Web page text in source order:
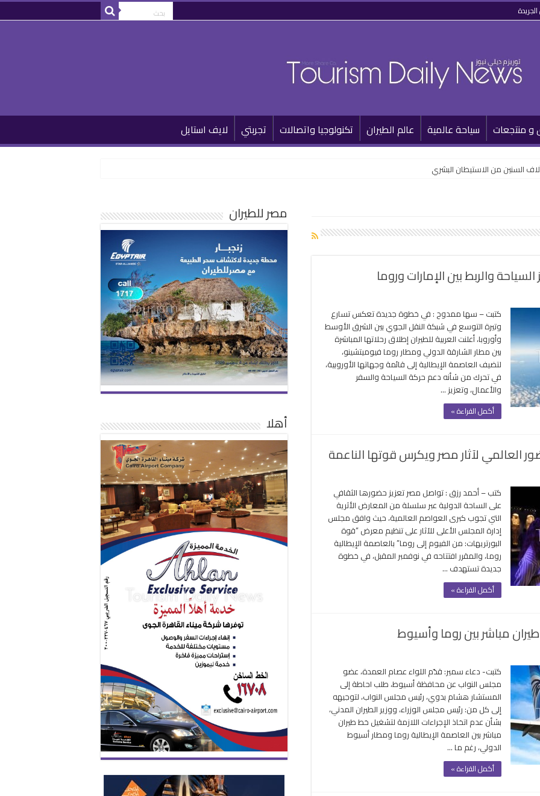
و منتجعات سياحة عالمية عالم الطيران تكنولوجيا واتصالات تجربتي لايف استايل
السنين من الاستيطان البشري
والربط بين الإمارات وروما
كتبت – سها ممدوح : في خطوة جديدة تعكس تسارع
وتيرة التوسع في شبكة النقل الجوي بين الشرق الأوسط
وأوروبا، أعلنت العربية للطيران إطلاق رحلاتها المباشرة
بين مطار الشارقة الدولي ومطار روما فيوميتشينو،
لتضيف العاصمة الإيطالية إلى قائمة وجهاتها الأوروبية،
في تحرك من شأنه دعم حركة السياحة والسفر
والأعمال، وتعزيز …
أكمل القراءة »
العالمي لآثار مصر ويكرس قوتها الناعمة
من
لروما
معرض
يعزز
الحضور
العالمي
لآثار
مصر
مغلقة
كتب – أحمد رزق : تواصل مصر تعزيز حضورها الثقافي
على الساحة الدولية عبر سلسلة من المعارض الأثرية
التي تجوب كبرى العواصم العالمية، حيث وافق مجلس
إدارة المجلس الأعلى للآثار على تنظيم معرض “قوة
البورتريهات: من الفيوم إلى روما” بالعاصمة الإيطالية
روما، والمقرر افتتاحه في نوفمبر المقبل، في خطوة
جديدة تستهدف …
أكمل القراءة »
مباشر بين روما وأسيوط
كتبت- دعاء سمير: قدّم اللواء عصام العمدة، عضو
مجلس النواب عن محافظة أسيوط، طلب احاطة إلى
المستشار هشام بدوي، رئيس مجلس النواب، لتوجيهه
إلى كل من: رئيس مجلس الوزراء، ووزير الطيران المدني،
بشأن عدم اتخاذ الإجراءات اللازمة لتشغيل خط طيران
مباشر بين العاصمة الإيطالية روما ومطار أسيوط
الدولي، رغم ما …
أكمل القراءة »
مصر للطيران
أهلا